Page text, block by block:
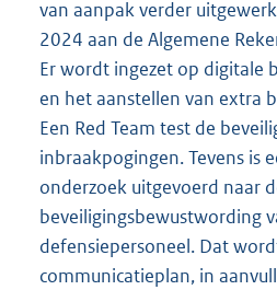
van aanpak verder
2024 aan de Algemene
Er wordt ingezet op digitale
en het aanstellen van extra
Een Red Team test de
inbraakpogingen. Tevens is
onderzoek uitgevoerd naar
beveiligingsbewustwording
defensiepersoneel. Dat
communicatieplan, in